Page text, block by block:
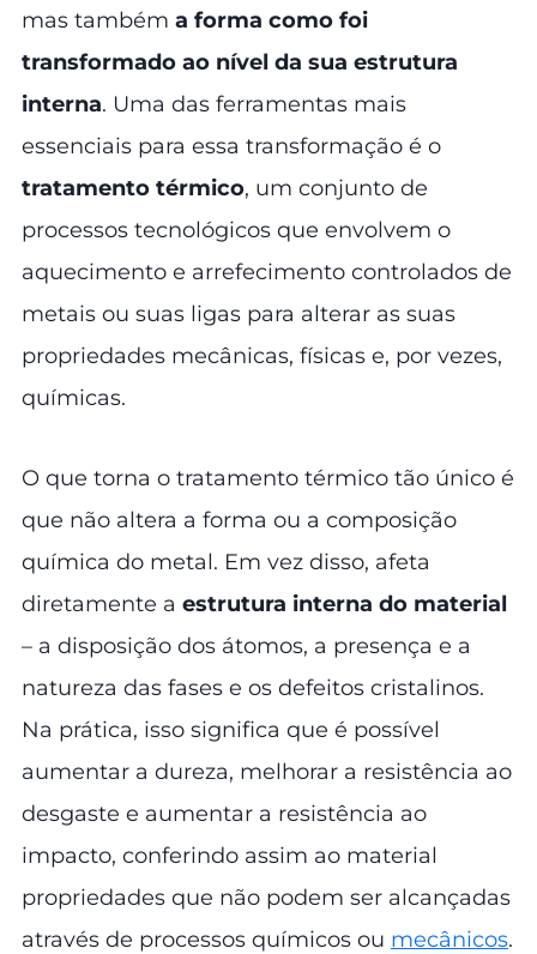
mas também a forma como foi
transformado ao nível da sua estrutura
interna. Uma das ferramentas mais
essenciais para essa transformação é o
tratamento térmico, um conjunto de
processos tecnológicos que envolvem o
aquecimento e arrefecimento controlados de
metais ou suas ligas para alterar as suas
propriedades mecânicas, físicas e, por vezes,
químicas.
O que torna o tratamento térmico tão único é
que não altera a forma ou a composição
química do metal. Em vez disso, afeta
diretamente a estrutura interna do material
– a disposição dos átomos, a presença e a
natureza das fases e os defeitos cristalinos.
Na prática, isso significa que é possível
aumentar a dureza, melhorar a resistência ao
desgaste e aumentar a resistência ao
impacto, conferindo assim ao material
propriedades que não podem ser alcançadas
através de processos químicos ou mecânicos.